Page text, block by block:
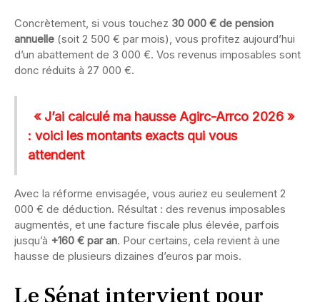
Concrètement, si vous touchez 30 000 € de pension
annuelle (soit 2 500 € par mois), vous profitez aujourd’hui
d’un abattement de 3 000 €. Vos revenus imposables sont
donc réduits à 27 000 €.
« J’ai calculé ma hausse Agirc-Arrco 2026 »
: voici les montants exacts qui vous
attendent
Avec la réforme envisagée, vous auriez eu seulement 2
000 € de déduction. Résultat : des revenus imposables
augmentés, et une facture fiscale plus élevée, parfois
jusqu’à +160 € par an. Pour certains, cela revient à une
hausse de plusieurs dizaines d’euros par mois.
Le Sénat intervient pour